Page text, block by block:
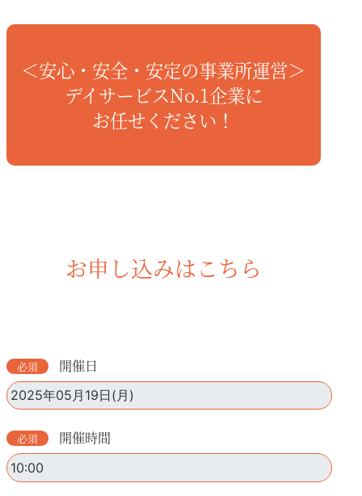
＜安心・安全・安定の事業所運営＞
デイサービスNo.1企業に
お任せください！
お申し込みはこちら
開催日
開催時間